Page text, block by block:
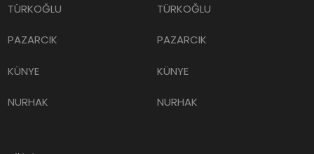
TÜRKOĞLU
PAZARCIK
KÜNYE
NURHAK
TÜRKOĞLU
PAZARCIK
KÜNYE
NURHAK